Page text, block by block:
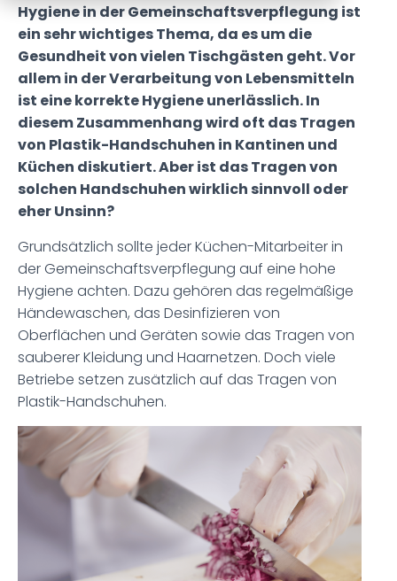
Hygiene in der Gemeinschaftsverpflegung ist
ein sehr wichtiges Thema, da es um die
Gesundheit von vielen Tischgästen geht. Vor
allem in der Verarbeitung von Lebensmitteln
ist eine korrekte Hygiene unerlässlich. In
diesem Zusammenhang wird oft das Tragen
von Plastik-Handschuhen in Kantinen und
Küchen diskutiert. Aber ist das Tragen von
solchen Handschuhen wirklich sinnvoll oder
eher Unsinn?
Grundsätzlich sollte jeder Küchen-Mitarbeiter in
der Gemeinschaftsverpflegung auf eine hohe
Hygiene achten. Dazu gehören das regelmäßige
Händewaschen, das Desinfizieren von
Oberflächen und Geräten sowie das Tragen von
sauberer Kleidung und Haarnetzen. Doch viele
Betriebe setzen zusätzlich auf das Tragen von
Plastik-Handschuhen.